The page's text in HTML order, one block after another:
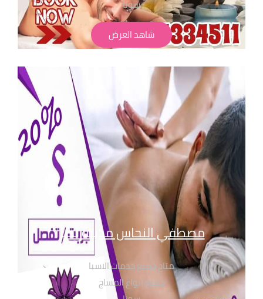
سونا
حمام مغربي بجميع انواعة
لابد من حجز مسبق
الاسعار تبدا من 350 ج
" تطبق الشروط و الاحكام" للحجز والاستفسار
بفروع مساج سنتر ايجيبت : 01068302600
01211115701
01099773147
01116550039
01050846816
شاهد العرض
مصطفي النحاس مدينة نصر
متاح جميع خدمات الاسبا
جميع انواع المساج